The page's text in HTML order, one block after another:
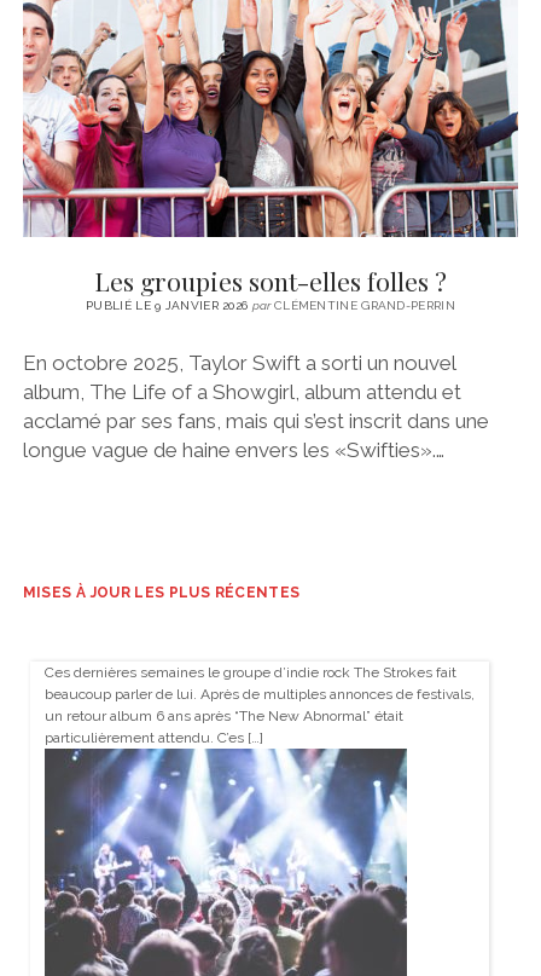
CINÉMA
LITTÉRATURE
ÉCONOMIE
SPORT
MÉDIAS
SANTÉ
instagram
emailemail-
form
Les groupies sont-elles folles ?
PUBLIÉ LE 9 JANVIER 2026 parCLÉMENTINE GRAND-PERRIN
En octobre 2025, Taylor Swift a sorti un nouvel
album, The Life of a Showgirl, album attendu et
acclamé par ses fans, mais qui s’est inscrit dans une
longue vague de haine envers les «Swifties».…
MISES À JOUR LES PLUS RÉCENTES
Ces dernières semaines le groupe d’indie rock The Strokes fait
beaucoup parler de lui. Après de multiples annonces de festivals,
un retour album 6 ans après “The New Abnormal” était
particulièrement attendu. C’es […]